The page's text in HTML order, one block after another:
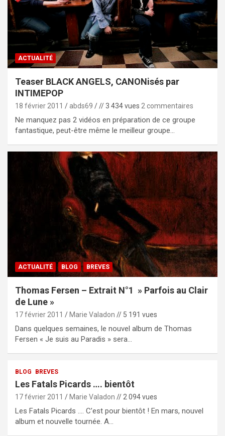
ACTUALITÉ
Teaser BLACK ANGELS, CANONisés par
INTIMEPOP
18 février 2011 abds69 // 3 434 vues 2 commentaires
Ne manquez pas 2 vidéos en préparation de ce groupe
fantastique, peut-être même le meilleur groupe…
ACTUALITÉ BLOG BREVES
Thomas Fersen – Extrait N°1 » Parfois au Clair
de Lune »
17 février 2011 Marie Valadon // 5 191 vues
Dans quelques semaines, le nouvel album de Thomas
Fersen « Je suis au Paradis » sera…
BLOG BREVES
Les Fatals Picards …. bientôt
17 février 2011 Marie Valadon // 2 094 vues
Les Fatals Picards …. C’est pour bientôt ! En mars, nouvel
album et nouvelle tournée. A…